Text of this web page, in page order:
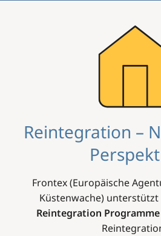
Reintegration –
Frontex (Europäische
Küstenwache) unterstützt
Reintegration Programme